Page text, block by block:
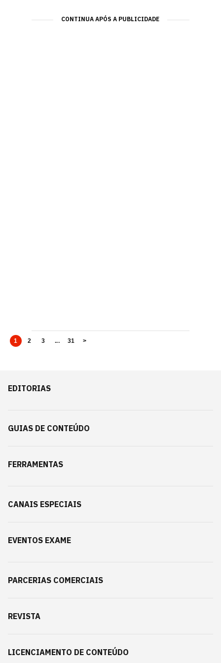
CONTINUA APÓS A PUBLICIDADE
1 2 3 ... 31 >
EDITORIAS
GUIAS DE CONTEÚDO
FERRAMENTAS
CANAIS ESPECIAIS
EVENTOS EXAME
PARCERIAS COMERCIAIS
REVISTA
LICENCIAMENTO DE CONTEÚDO